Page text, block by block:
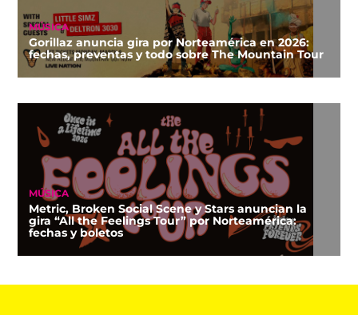
MÚSICA
Gorillaz anuncia gira por Norteamérica en 2026:
fechas, preventas y todo sobre The Mountain Tour
MÚSICA
Metric, Broken Social Scene y Stars anuncian la
gira “All the Feelings Tour” por Norteamérica:
fechas y boletos